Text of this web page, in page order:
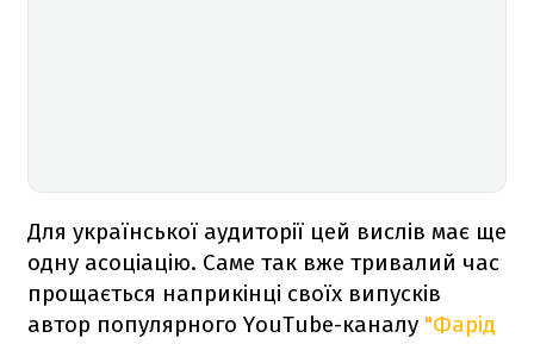
Для української аудиторії цей вислів має ще
одну асоціацію. Саме так вже тривалий час
прощається наприкінці своїх випусків
автор популярного YouTube-каналу "Фарід